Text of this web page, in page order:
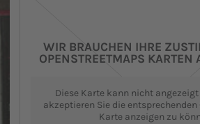
WIR BRAUCHEN IHRE
OPENSTREETMAPS KARTEN
Diese Karte kann nicht
akzeptieren Sie die
Karte anzeigen zu